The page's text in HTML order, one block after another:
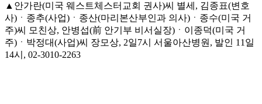
▲안가란(미국 웨스트체스터교회 권사)씨 별세, 김종표(변호
사)ㆍ종추(사업)ㆍ종산(마리본산부인과 의사)ㆍ종수(미국 거
주)씨 모친상, 안병섭(前 안기부 비서실장)ㆍ이종덕(미국 거
주)ㆍ박정대(사업)씨 장모상, 2일7시 서울아산병원, 발인 11일
14시, 02-3010-2263